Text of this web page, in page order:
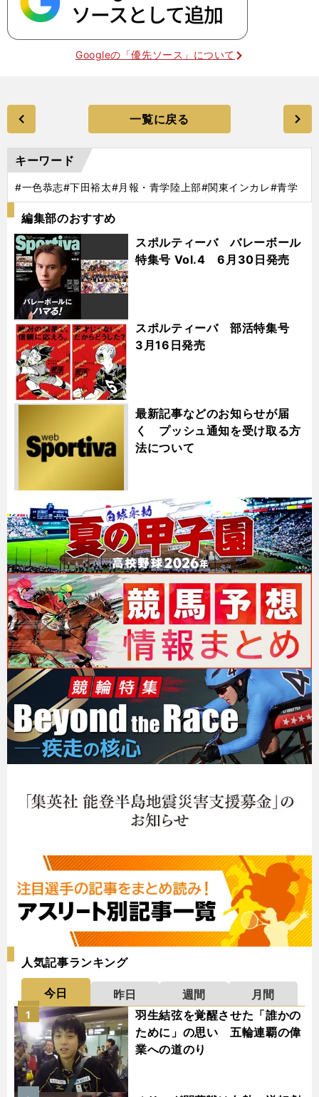
Googleの「優先ソース」について
一覧に戻る
キーワード
#一色恭志#下田裕太#月報・青学陸上部#関東インカレ#青学
編集部のおすすめ
スポルティーバ バレーボール
特集号 Vol.4 6月30日発売
スポルティーバ 部活特集号
3月16日発売
最新記事などのお知らせが届
く プッシュ通知を受け取る方
法について
人気記事ランキング
今日 昨日 週間
月間
羽生結弦を覚醒させた「誰かの
ために」の思い 五輪連覇の偉
業への道のり
1